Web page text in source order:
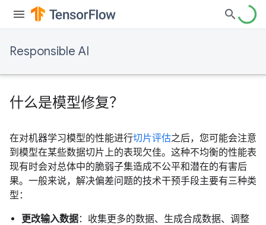
Responsible AI
什么是模型修复？
在对机器学习模型的性能进行切片评估之后，您可能会注意
到模型在某些数据切片上的表现欠佳。这种不均衡的性能表
现有时会对总体中的脆弱子集造成不公平和潜在的有害后
果。一般来说，解决偏差问题的技术干预手段主要有三种类
型：
更改输入数据：收集更多的数据、生成合成数据、调整